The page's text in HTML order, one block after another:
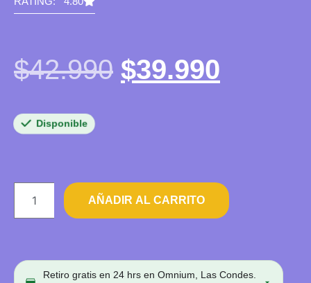
$42.990 $39.990
Disponible
AÑADIR AL CARRITO
Retiro gratis en 24 hrs en Omnium, Las Condes.